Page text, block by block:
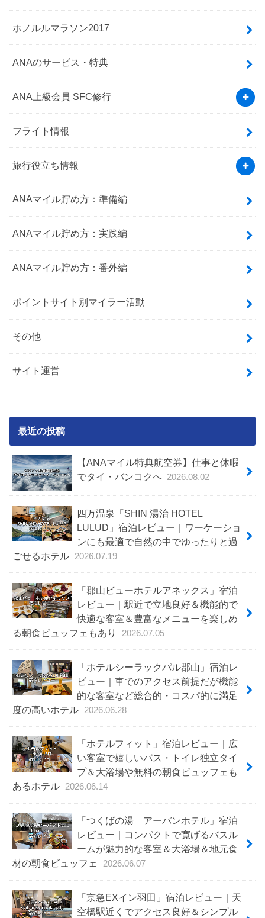
ホノルルマラソン2017
ANAのサービス・特典
ANA上級会員 SFC修行
フライト情報
旅行役立ち情報
ANAマイル貯め方：準備編
ANAマイル貯め方：実践編
ANAマイル貯め方：番外編
ポイントサイト別マイラー活動
その他
サイト運営
最近の投稿
【ANAマイル特典航空券】仕事と休暇
でタイ・バンコクへ 2026.08.02
四万温泉「SHIN 湯治 HOTEL
LULUD」宿泊レビュー｜ワーケーショ
ンにも最適で自然の中でゆったりと過
ごせるホテル
2026.07.19
「郡山ビューホテルアネックス」宿泊
レビュー｜駅近で立地良好＆機能的で
快適な客室＆豊富なメニューを楽しめ
る朝食ビュッフェもあり
2026.07.05
「ホテルシーラックパル郡山」宿泊レ
ビュー｜車でのアクセス前提だが機能
的な客室など総合的・コスパ的に満足
度の高いホテル
2026.06.28
「ホテルフィット」宿泊レビュー｜広
い客室で嬉しいバス・トイレ独立タイ
プ＆大浴場や無料の朝食ビュッフェも
あるホテル
2026.06.14
「つくばの湯 アーバンホテル」宿泊
レビュー｜コンパクトで寛げるバスル
ームが魅力的な客室＆大浴場＆地元食
材の朝食ビュッフェ
2026.06.07
「京急EXイン羽田」宿泊レビュー｜天
空橋駅近くでアクセス良好＆シンプル